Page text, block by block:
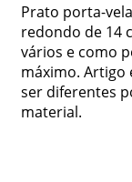
Prato porta-
redondo de 14
vários e como
máximo. Artigo
ser diferentes
material.